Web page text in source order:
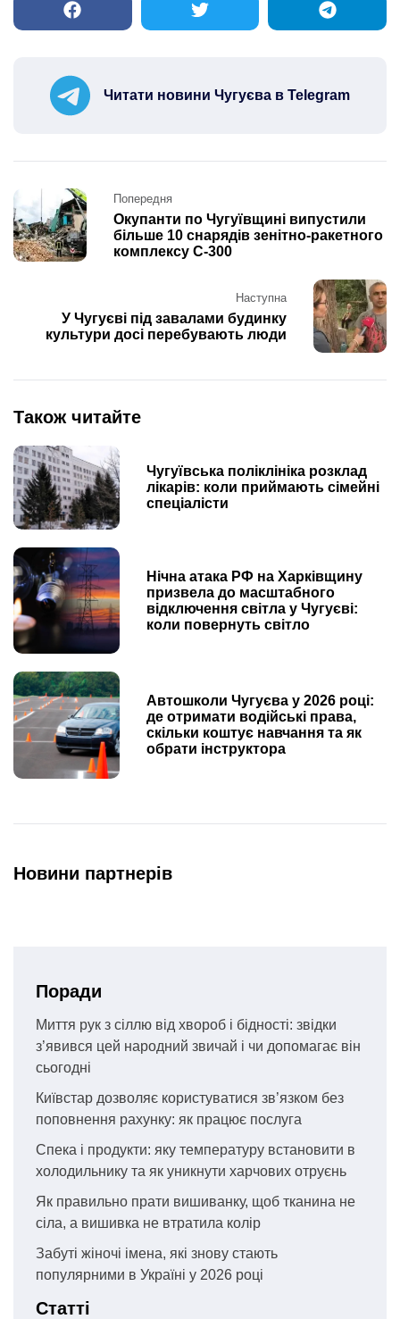
Читати новини Чугуєва в Telegram
Post
navigation
Попередня
Окупанти по Чугуївщині випустили
більше 10 снарядів зенітно-ракетного
комплексу С-300
Наступна
У Чугуєві під завалами будинку
культури досі перебувають люди
Також читайте
Чугуївська поліклініка розклад
лікарів: коли приймають сімейні
спеціалісти
Нічна атака РФ на Харківщину
призвела до масштабного
відключення світла у Чугуєві:
коли повернуть світло
Автошколи Чугуєва у 2026 році:
де отримати водійські права,
скільки коштує навчання та як
обрати інструктора
Новини партнерів
Поради
Миття рук з сіллю від хвороб і бідності: звідки
з’явився цей народний звичай і чи допомагає він
сьогодні
Київстар дозволяє користуватися зв’язком без
поповнення рахунку: як працює послуга
Спека і продукти: яку температуру встановити в
холодильнику та як уникнути харчових отруєнь
Як правильно прати вишиванку, щоб тканина не
сіла, а вишивка не втратила колір
Забуті жіночі імена, які знову стають
популярними в Україні у 2026 році
Статті